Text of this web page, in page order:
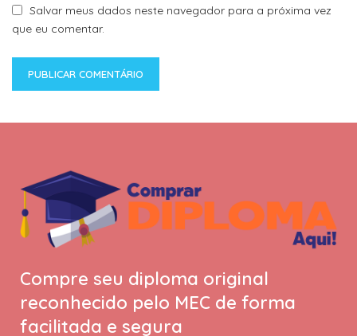
Salvar meus dados neste navegador para a próxima vez
que eu comentar.
Compre seu diploma original
reconhecido pelo MEC de forma
facilitada e segura